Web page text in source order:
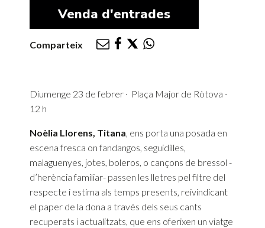
Venda d'entrades
Comparteix
Diumenge 23 de febrer · Plaça Major de Ròtova ·
12 h
Noèlia Llorens, Titana , ens porta una posada en
escena fresca on fandangos, seguidilles,
malaguenyes, jotes, boleros, o cançons de bressol -
d’herència familiar- passen les lletres pel filtre del
respecte i estima als temps presents, reivindicant
el paper de la dona a través dels seus cants
recuperats i actualitzats, que ens oferixen un viatge